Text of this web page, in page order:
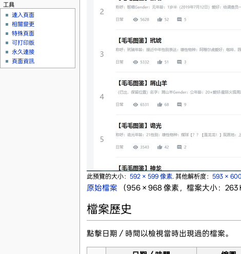
此預覽的大小： 592 × 599 像素. 其他解析度： 593 ×
原始檔案 （956 × 968 像素，檔案大小：263
檔案歷史
點擊日期／時間以檢視當時出現過的檔案。
工具
連入頁面
相關變更
特殊頁面
可打印版
永久連接
頁面資訊